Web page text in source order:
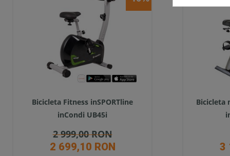
Bicicleta Fitness inSPORTline
inCondi UB45i
2 999,00 RON
2 699,10 RON
Bicicleta
3